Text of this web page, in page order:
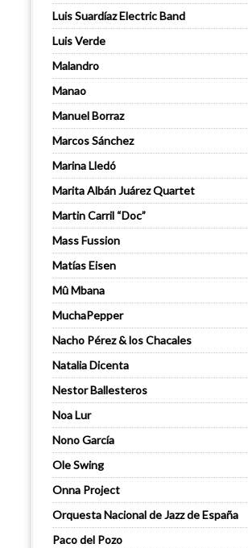
Luis Suardíaz Electric Band
Luis Verde
Malandro
Manao
Manuel Borraz
Marcos Sánchez
Marina Lledó
Marita Albán Juárez Quartet
Martin Carril “Doc”
Mass Fussion
Matías Eisen
Mû Mbana
MuchaPepper
Nacho Pérez & los Chacales
Natalia Dicenta
Nestor Ballesteros
Noa Lur
Nono García
Ole Swing
Onna Project
Orquesta Nacional de Jazz de España
Paco del Pozo